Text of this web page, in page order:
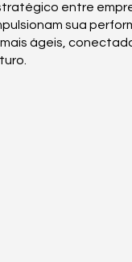
entre
sua
ágeis,